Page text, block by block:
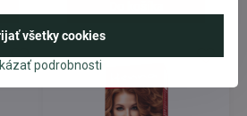
farby nie je spojená so žiadnymi
skvelou alternatívou
chemických farieb.
podrobnosti
všetky cookies